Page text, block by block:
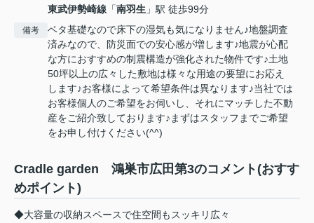
東武伊勢崎線 「南羽生 」駅 徒歩99分
備考
ベタ基礎なので床下の湿気も気になりません♪地盤調査
済みなので、防災面での安心感が増します♪地震が心配
な方におすすめの制震構造が強化された物件です♪土地
50坪以上の広々した敷地は様々な用途の要望にお応え
します♪お客様によって希望条件は異なります♪当社では
お客様個人のご希望をお伺いし、それにマッチした不動
産をご紹介致しております♪まずはスタッフまでご希望
をお申し付けください(^^)
Cradle garden 鴻巣市広田第3のコメント(おすす
めポイント)
◆大容量の収納スペースで住空間もスッキリ広々